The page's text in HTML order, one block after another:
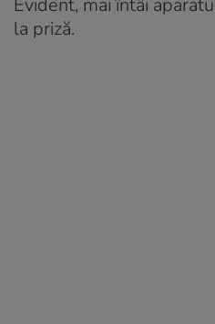
la priză.